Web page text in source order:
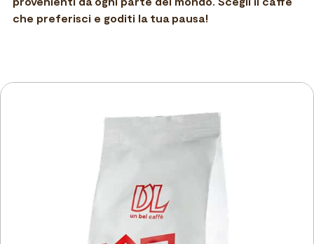
che preferisci e goditi la tua pausa!